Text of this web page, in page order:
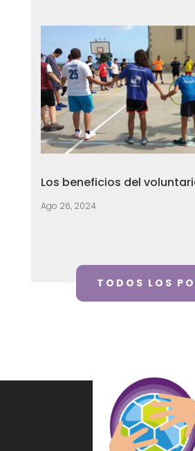
Los beneficios del
Ago 26, 2024
TODOS LOS